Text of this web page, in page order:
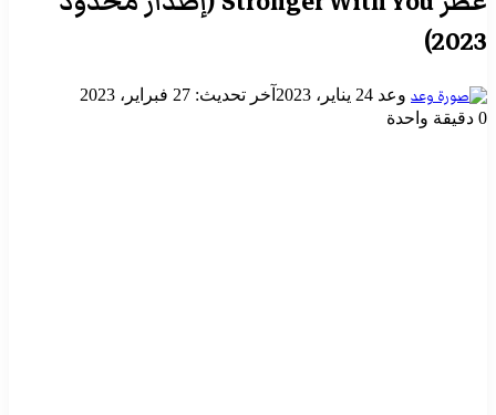
2023)
وعد أرسل
24 يناير، 2023
آخر تحديث: 27 فبراير، 2023
0 دقيقة واحدة